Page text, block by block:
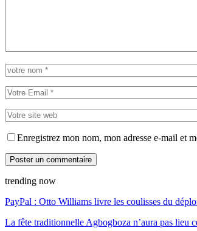
Enregistrez mon nom, mon adresse e-mail et
trending now
PayPal : Otto Williams livre les coulisses du
La fête traditionnelle Agbogboza n’aura pas lieu